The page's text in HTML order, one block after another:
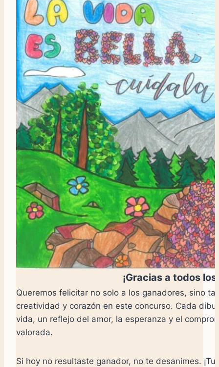
¡Gracias a todos
Queremos felicitar no solo a los ganadores, sino
creatividad y corazón en este concurso. Cada
vida, un reflejo del amor, la esperanza y el
valorada.
Si hoy no resultaste ganador, no te desanimes.